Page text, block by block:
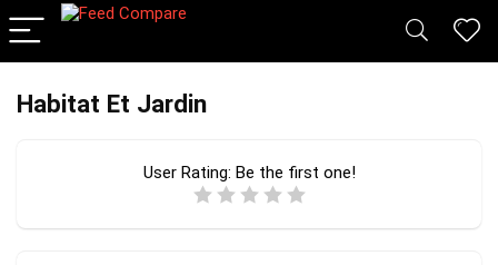
Habitat Et Jardin
User Rating: Be the first one!